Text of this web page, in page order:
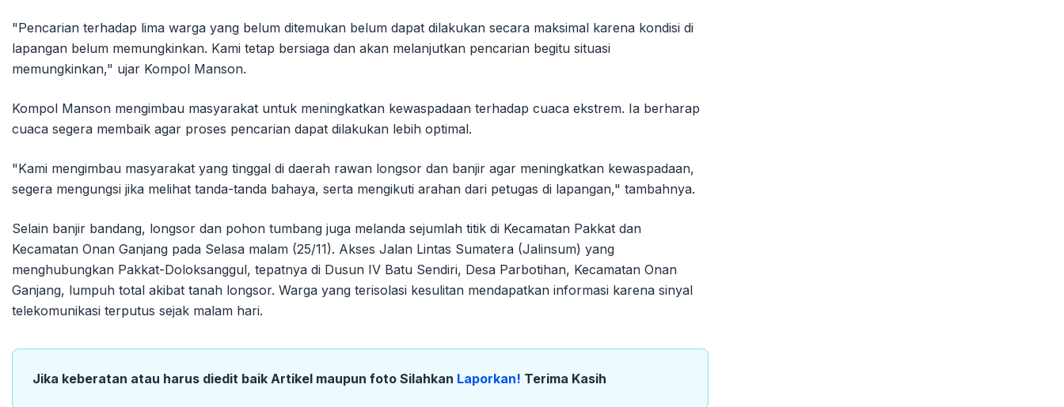
"Pencarian terhadap lima warga yang belum ditemukan belum dapat dilakukan secara maksimal karena kondisi di
lapangan belum memungkinkan. Kami tetap bersiaga dan akan melanjutkan pencarian begitu situasi
memungkinkan," ujar Kompol Manson.
Kompol Manson mengimbau masyarakat untuk meningkatkan kewaspadaan terhadap cuaca ekstrem. Ia berharap
cuaca segera membaik agar proses pencarian dapat dilakukan lebih optimal.
"Kami mengimbau masyarakat yang tinggal di daerah rawan longsor dan banjir agar meningkatkan kewaspadaan,
segera mengungsi jika melihat tanda-tanda bahaya, serta mengikuti arahan dari petugas di lapangan," tambahnya.
Selain banjir bandang, longsor dan pohon tumbang juga melanda sejumlah titik di Kecamatan Pakkat dan
Kecamatan Onan Ganjang pada Selasa malam (25/11). Akses Jalan Lintas Sumatera (Jalinsum) yang
menghubungkan Pakkat-Doloksanggul, tepatnya di Dusun IV Batu Sendiri, Desa Parbotihan, Kecamatan Onan
Ganjang, lumpuh total akibat tanah longsor. Warga yang terisolasi kesulitan mendapatkan informasi karena sinyal
telekomunikasi terputus sejak malam hari.
Jika keberatan atau harus diedit baik Artikel maupun foto Silahkan Laporkan! Terima Kasih